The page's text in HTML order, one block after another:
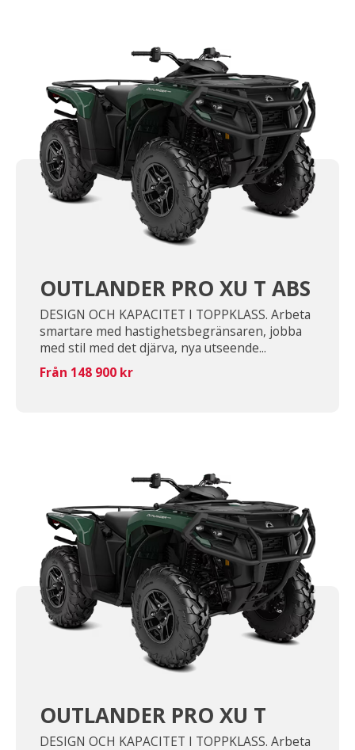
OUTLANDER PRO XU T ABS
DESIGN OCH KAPACITET I TOPPKLASS. Arbeta
smartare med hastighetsbegränsaren, jobba
med stil med det djärva, nya utseende...
Från 148 900 kr
OUTLANDER PRO XU T
DESIGN OCH KAPACITET I TOPPKLASS. Arbeta